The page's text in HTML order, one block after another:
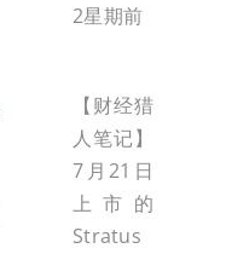
2星期前
【财经猎
人笔记】
7月21日
上市的
Stratus